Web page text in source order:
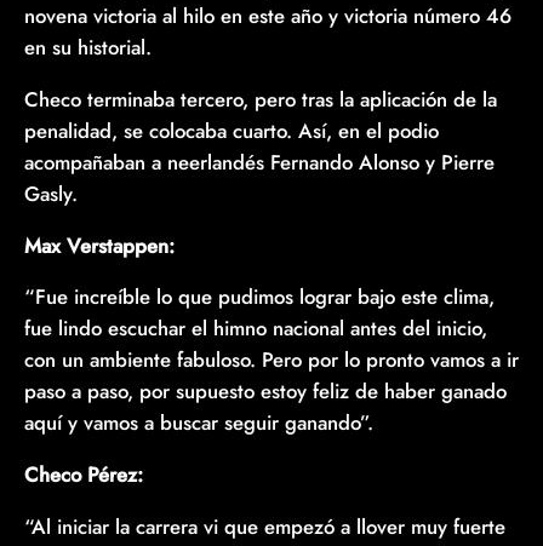
novena victoria al hilo en este año y victoria número 46
en su historial.
Checo terminaba tercero, pero tras la aplicación de la
penalidad, se colocaba cuarto. Así, en el podio
acompañaban a neerlandés Fernando Alonso y Pierre
Gasly.
Max Verstappen:
“Fue increíble lo que pudimos lograr bajo este clima,
fue lindo escuchar el himno nacional antes del inicio,
con un ambiente fabuloso. Pero por lo pronto vamos a ir
paso a paso, por supuesto estoy feliz de haber ganado
aquí y vamos a buscar seguir ganando”.
Checo Pérez:
“Al iniciar la carrera vi que empezó a llover muy fuerte